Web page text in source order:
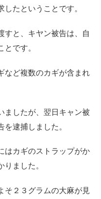
たということです。
すと、キヤン被告は、自
です。
など複数のカギが含まれ
ましたが、翌日キャン被
逮捕しました。
はカギのストラップがか
ました。
そ２３グラムの大麻が見